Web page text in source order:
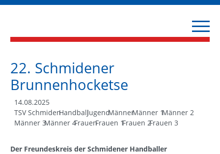
22. Schmidener
Brunnenhocketse
14.08.2025
TSV SchmidenHandballJugendMännerMänner 1Männer 2
Männer 3Männer 4FrauenFrauen 1Frauen 2Frauen 3
Der Freundeskreis der Schmidener Handballer